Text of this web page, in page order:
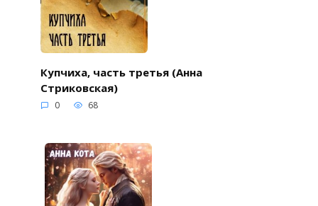
Купчиха, часть третья (Анна
Стриковская)
0 68